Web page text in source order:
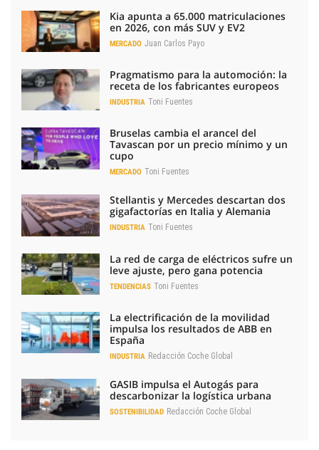
Kia apunta a 65.000 matriculaciones
en 2026, con más SUV y EV2
MERCADO Juan Carlos Payo
Pragmatismo para la automoción: la
receta de los fabricantes europeos
INDUSTRIA Toni Fuentes
Bruselas cambia el arancel del
Tavascan por un precio mínimo y un
cupo
MERCADO Toni Fuentes
Stellantis y Mercedes descartan dos
gigafactorías en Italia y Alemania
INDUSTRIA Toni Fuentes
La red de carga de eléctricos sufre un
leve ajuste, pero gana potencia
TENDENCIAS Toni Fuentes
La electrificación de la movilidad
impulsa los resultados de ABB en
España
INDUSTRIA Redacción Coche Global
GASIB impulsa el Autogás para
descarbonizar la logística urbana
SOSTENIBILIDAD Redacción Coche Global